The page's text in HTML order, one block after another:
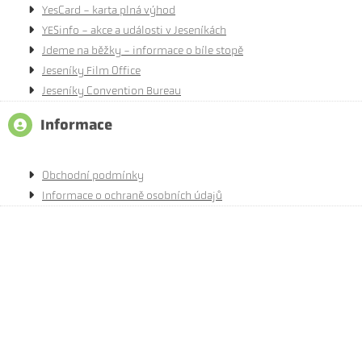
YesCard - karta plná výhod
YESinfo - akce a události v Jeseníkách
Jdeme na běžky - informace o bíle stopě
Jeseníky Film Office
Jeseníky Convention Bureau
Informace
Obchodní podmínky
Informace o ochraně osobních údajů